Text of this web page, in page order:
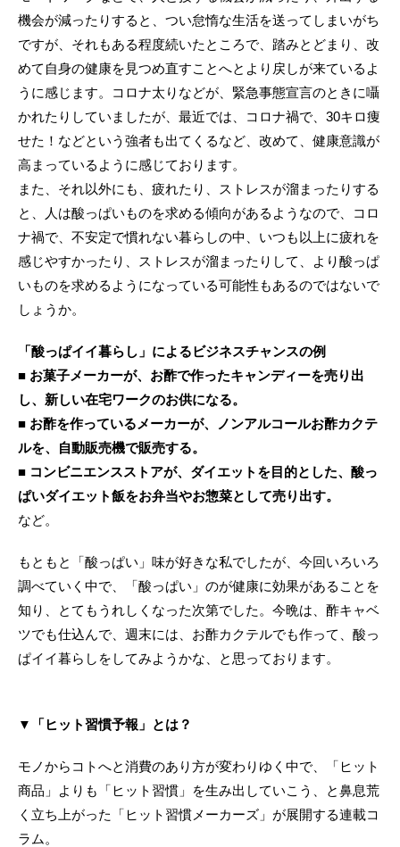
機会が減ったりすると、つい怠惰な生活を送ってしまいがち
ですが、それもある程度続いたところで、踏みとどまり、改
めて自身の健康を見つめ直すことへとより戻しが来ているよ
うに感じます。コロナ太りなどが、緊急事態宣言のときに囁
かれたりしていましたが、最近では、コロナ禍で、30キロ痩
せた！などという強者も出てくるなど、改めて、健康意識が
高まっているように感じております。
また、それ以外にも、疲れたり、ストレスが溜まったりする
と、人は酸っぱいものを求める傾向があるようなので、コロ
ナ禍で、不安定で慣れない暮らしの中、いつも以上に疲れを
感じやすかったり、ストレスが溜まったりして、より酸っぱ
いものを求めるようになっている可能性もあるのではないで
しょうか。
「酸っぱイイ暮らし」によるビジネスチャンスの例
■ お菓子メーカーが、お酢で作ったキャンディーを売り出
し、新しい在宅ワークのお供になる。
■ お酢を作っているメーカーが、ノンアルコールお酢カクテ
ルを、自動販売機で販売する。
■ コンビニエンスストアが、ダイエットを目的とした、酸っ
ぱいダイエット飯をお弁当やお惣菜として売り出す。
など。
もともと「酸っぱい」味が好きな私でしたが、今回いろいろ
調べていく中で、「酸っぱい」のが健康に効果があることを
知り、とてもうれしくなった次第でした。今晩は、酢キャベ
ツでも仕込んで、週末には、お酢カクテルでも作って、酸っ
ぱイイ暮らしをしてみようかな、と思っております。
▼「ヒット習慣予報」とは？
モノからコトへと消費のあり方が変わりゆく中で、「ヒット
商品」よりも「ヒット習慣」を生み出していこう、と鼻息荒
く立ち上がった「ヒット習慣メーカーズ」が展開する連載コ
ラム。